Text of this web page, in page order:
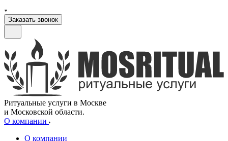
Заказать звонок
Ритуальные услуги в Москве
и Московской области.
О компании
О компании